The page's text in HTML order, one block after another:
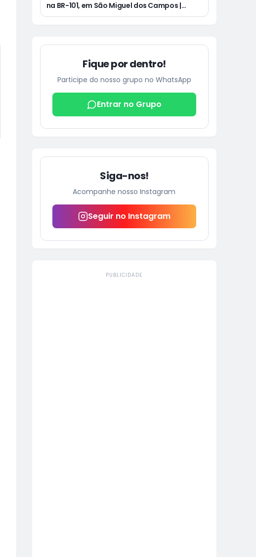
na BR-101, em São Miguel dos Campos |
Jovem de 25 anos morre após acidente de
Fique por dentro!
Participe do nosso grupo no WhatsApp
Entrar no Grupo
Siga-nos!
Acompanhe nosso Instagram
Seguir no Instagram
PUBLICIDADE